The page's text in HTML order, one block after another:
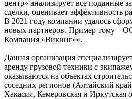
центр» анализирует все поданные
сделки, оценивает эффективность
В 2021 году компании удалось
новых партнеров. Пример тому –
Компания «Викинг»».
Данная организация
аренду грузовой техники с
оказываются на объектах
соседних регионов (Алтайский
Хакасия, Кемеровская и Иркутская